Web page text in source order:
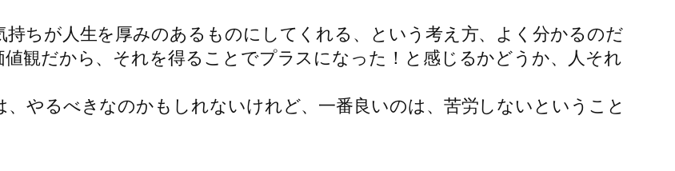
ちが人生を厚みのあるものにしてくれる、という考え方、よく分かるのだ
観だから、それを得ることでプラスになった！と感じるかどうか、人それ
やるべきなのかもしれないけれど、一番良いのは、苦労しないということ